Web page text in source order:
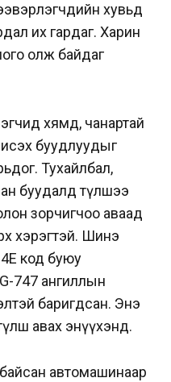
хувьд
их гардаг. Харин
олж байдаг
хямд, чанартай
буудлуудыг
Тухайлбал,
буудалд түлшээ
зорчигчоо аваад
хэрэгтэй. Шинэ
код буюу
747 ангиллын
баригдсан. Энэ
авах энүүхэнд.
автомашинаар